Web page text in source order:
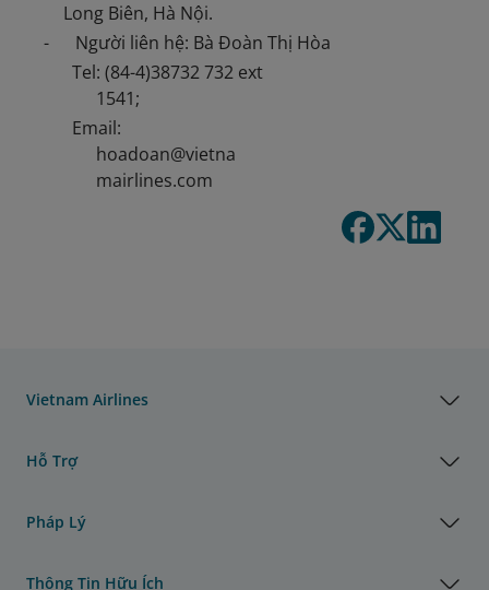
Long Biên, Hà Nội.
- Người liên hệ: Bà Đoàn Thị Hòa
Tel: (84-4)38732 732 ext
1541;
Email:
hoadoan@vietna
mairlines.com
Vietnam Airlines
Hỗ Trợ
Pháp Lý
Thông Tin Hữu Ích